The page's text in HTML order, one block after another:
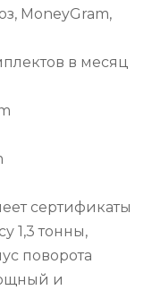
MoneyGram,
в месяц
сертификаты
1,3 тонны,
поворота
и